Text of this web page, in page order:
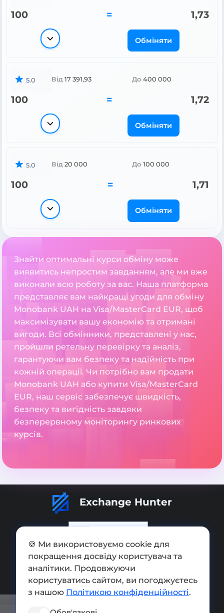
100 = 1,73
Обміняти
5.0 Від 17 391,93 До 400 000
100 = 1,72
Обміняти
5.0 Від 20 000 До 100 000
100 = 1,71
Обміняти
Знайти оптимальні курси обміну може
виявитись непростим завданням, але ми вже
виконали всю роботу за вас. Наша платформа
представляє вам найкращі угоди для обміну
Monobank UAH на Visa/MasterCard EUR, щоб
максимізувати вашу економію та отримані
вигоди. Всі обмінники, представлені у нас,
пройшли ретельну перевірку та аналіз,
гарантуючи вам безпеку та надійність при
кожній операції. Чи потрібно вам продати
Monobank UAH або купити Visa/MasterCard
EUR, наш сервіс забезпечує швидкість,
безпеку та вигідність завдяки
безперервному моніторингу ринкових
курсів.
Exchange Hunter
Додати обмінник
Мапа сайту
Press kit
🍪 Ми використовуємо cookie для
покращення досвіду користувача та
аналітики. Продовжуючи
користуватись сайтом, ви погоджуєтесь
з нашою Політикою конфіденційності.